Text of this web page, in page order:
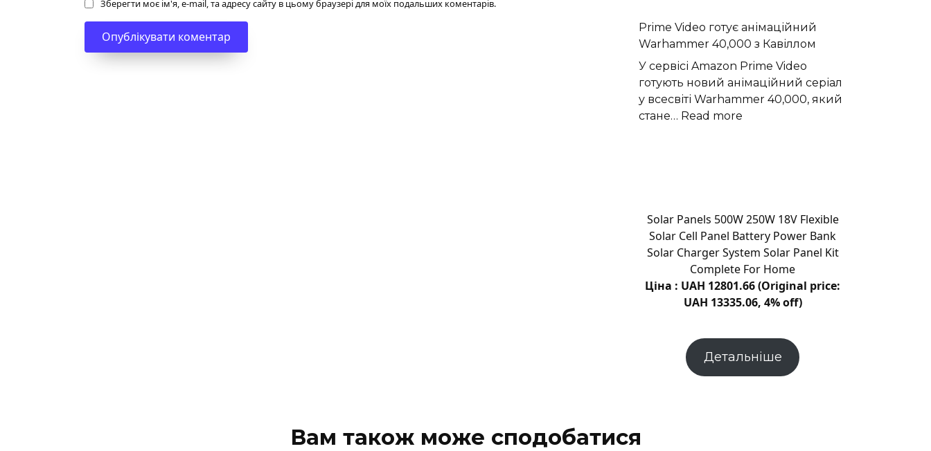
Зберегти моє ім'я, e-mail, та адресу сайту в цьому браузері для моїх подальших коментарів.
лінії
електропередачі
на
Хмельниччині
Prime Video готує анімаційний
Warhammer 40,000 з Кавіллом
У сервісі Amazon Prime Video
готують новий анімаційний серіал
у всесвіті Warhammer 40,000, який
стане… Read more
40,000
з
Кавіллом
Solar Panels 500W 250W 18V Flexible
Solar Cell Panel Battery Power Bank
Solar Charger System Solar Panel Kit
Complete For Home
Ціна : UAH 12801.66 (Original price:
UAH 13335.06, 4% off)
Детальніше
Вам також може сподобатися